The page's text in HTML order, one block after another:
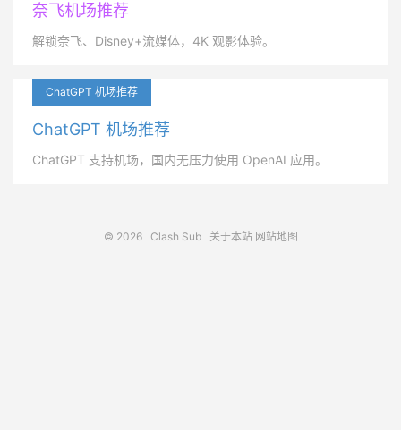
奈飞机场推荐
解锁奈飞、Disney+流媒体，4K 观影体验。
ChatGPT 机场推荐
ChatGPT 机场推荐
ChatGPT 支持机场，国内无压力使用 OpenAI 应用。
© 2026 Clash Sub 关于本站 网站地图